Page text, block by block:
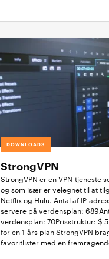
DOWNLOADS
StrongVPN
StrongVPN er en VPN-tjeneste
og som især er velegnet til at
Netflix og Hulu. Antal af IP-
servere på verdensplan:
verdensplan: 70Prisstruktur: $
for en 1-års plan StrongVPN
favoritlister med en